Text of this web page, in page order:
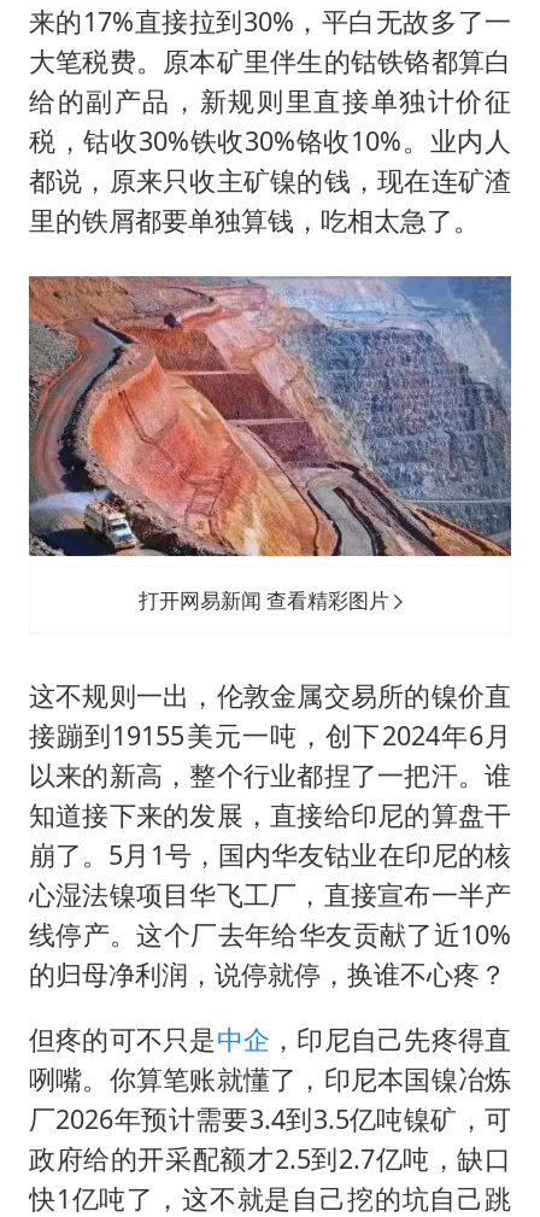
来的17%直接拉到30%，平白无故多了一
大笔税费。原本矿里伴生的钴铁铬都算白
给的副产品，新规则里直接单独计价征
税，钴收30%铁收30%铬收10%。业内人
都说，原来只收主矿镍的钱，现在连矿渣
里的铁屑都要单独算钱，吃相太急了。
打开网易新闻 查看精彩图片
这不规则一出，伦敦金属交易所的镍价直
接蹦到19155美元一吨，创下2024年6月
以来的新高，整个行业都捏了一把汗。谁
知道接下来的发展，直接给印尼的算盘干
崩了。5月1号，国内华友钴业在印尼的核
心湿法镍项目华飞工厂，直接宣布一半产
线停产。这个厂去年给华友贡献了近10%
的归母净利润，说停就停，换谁不心疼？
但疼的可不只是中企 ，印尼自己先疼得直
咧嘴。你算笔账就懂了，印尼本国镍冶炼
厂2026年预计需要3.4到3.5亿吨镍矿，可
政府给的开采配额才2.5到2.7亿吨，缺口
快1亿吨了，这不就是自己挖的坑自己跳